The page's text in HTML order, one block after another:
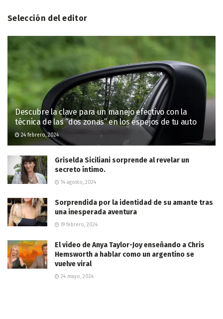
Selección del editor
Descubre la clave para un manejo efectivo con la
técnica de las “dos zonas” en los espejos de tu auto
24 febrero, 2024
Griselda Siciliani sorprende al revelar un
secreto íntimo.
14 agosto, 2024
Sorprendida por la identidad de su amante tras
una inesperada aventura
19 febrero, 2024
El video de Anya Taylor-Joy enseñando a Chris
Hemsworth a hablar como un argentino se
vuelve viral
24 mayo, 2024